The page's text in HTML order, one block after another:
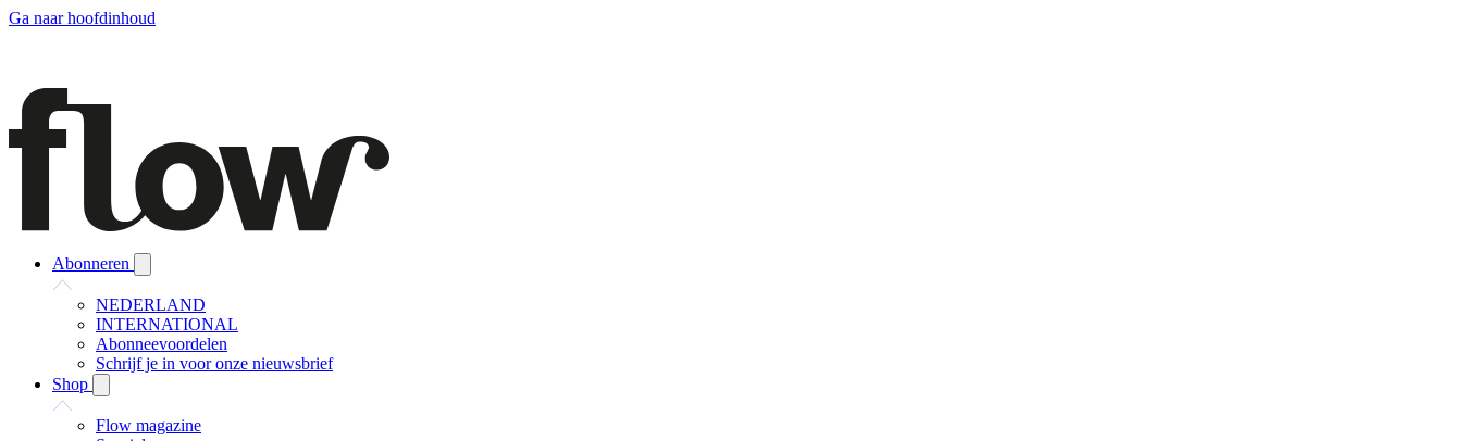
Ga naar hoofdinhoud
Abonneren
NEDERLAND
INTERNATIONAL
Abonneevoordelen
Schrijf je in voor onze nieuwsbrief
Shop
Flow magazine